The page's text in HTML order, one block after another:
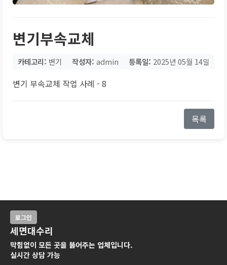
변기부속교체
카테고리: 변기 작성자: admin 등록일: 2025년 05월 14일
변기 부속교체 작업 사례 - 8
목록
로그인
세면대수리
막힘없이 모든 곳을 뚫어주는 업체입니다.
실시간 상담 가능